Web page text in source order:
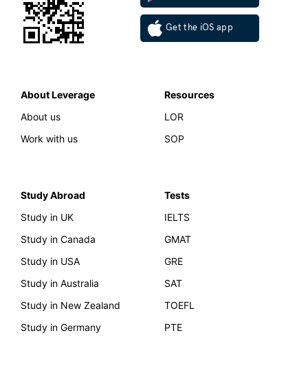
Get the iOS app
About Leverage
About us
Work with us
Resources
LOR
SOP
Study Abroad
Study in UK
Study in Canada
Study in USA
Study in Australia
Study in New Zealand
Study in Germany
Tests
IELTS
GMAT
GRE
SAT
TOEFL
PTE